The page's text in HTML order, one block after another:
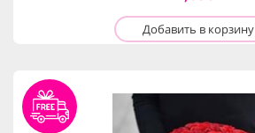
Добавить в корзину